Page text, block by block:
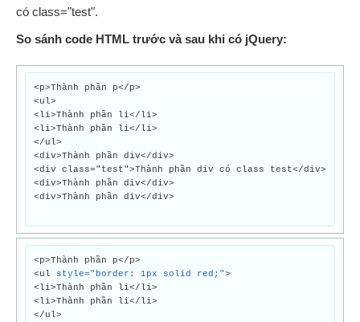
có class="test".
So sánh code HTML trước và sau khi có jQuery:
<p>Thành phần p</p>
<ul>
<li>Thành phần li</li>
<li>Thành phần li</li>
</ul>
<div>Thành phần div</div>
<div class="test">Thành phần div có class test</div>
<div>Thành phần div</div>
<div>Thành phần div</div>
<p>Thành phần p</p>
<ul style="border: 1px solid red;">
<li>Thành phần li</li>
<li>Thành phần li</li>
</ul>